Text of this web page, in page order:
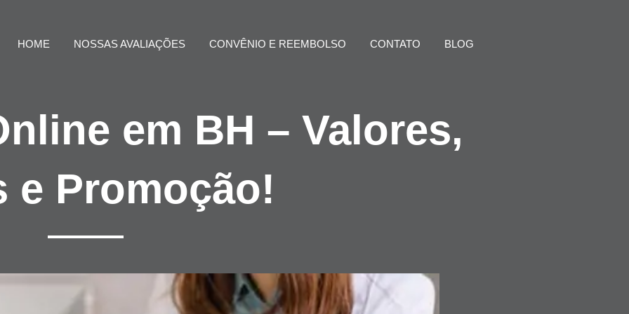
HOME NOSSAS AVALIAÇÕES CONVÊNIO E REEMBOLSO CONTATO BLOG
em BH – Valores,
e Promoção!